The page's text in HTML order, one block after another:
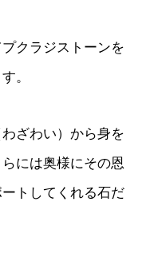
クラジストーンを
。
ざわい）から身を
には奥様にその恩
トしてくれる石だ